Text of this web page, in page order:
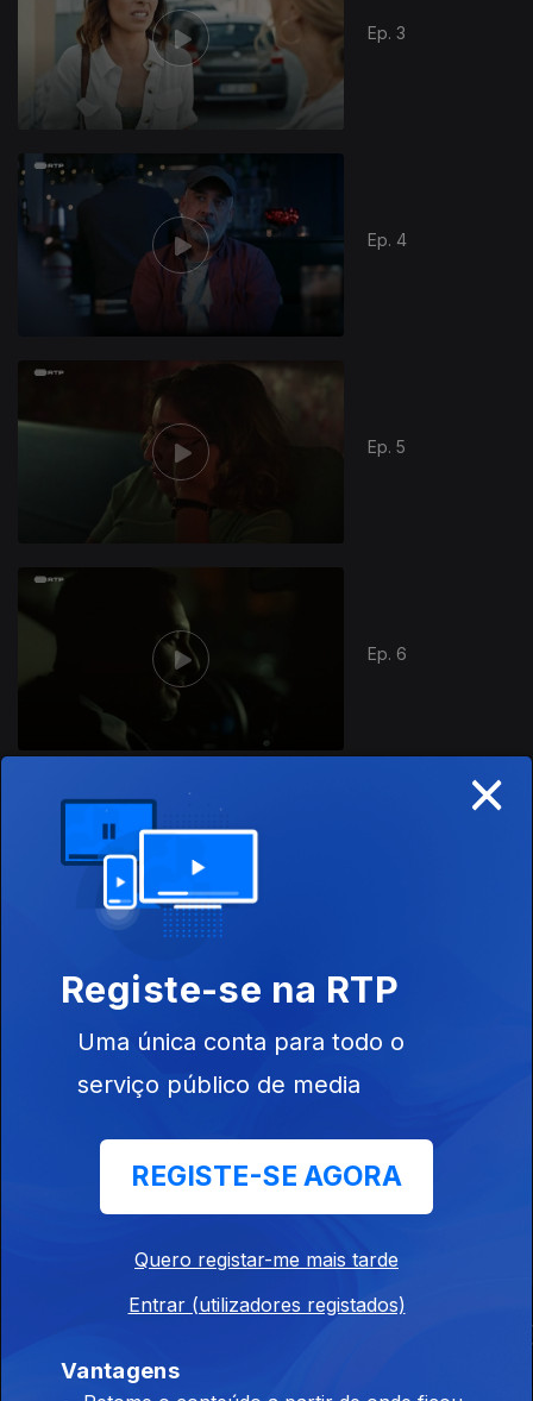
Ep. 3
Ep. 4
Ep. 5
Ep. 6
nacionais
×
Registe-se na RTP
Uma única conta para todo o
serviço público de media
REGISTE-SE AGORA
Quero registar-me mais tarde
Entrar (utilizadores registados)
Vantagens